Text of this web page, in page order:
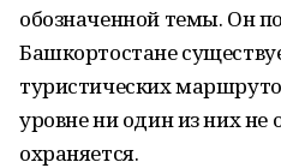
обозначенной темы. Он
Башкортостане
туристических
уровне ни один из них не
охраняется.